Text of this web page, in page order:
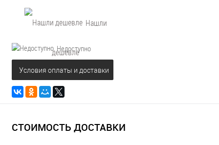
Нашли
дешевле
Недоступно
Условия оплаты и доставки
СТОИМОСТЬ ДОСТАВКИ